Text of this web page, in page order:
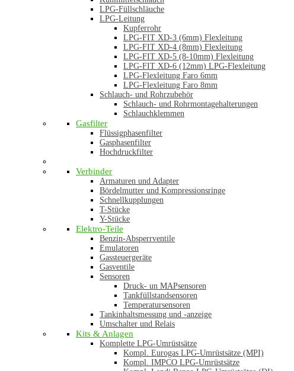
LPG-Füllschläuche
LPG-Leitung
Kupferrohr
LPG-FIT XD-3 (6mm) Flexleitung
LPG-FIT XD-4 (8mm) Flexleitung
LPG-FIT XD-5 (8-10mm) Flexleitung
LPG-FIT XD-6 (12mm) LPG-Flexleitung
LPG-Flexleitung Faro 6mm
LPG-Flexleitung Faro 8mm
Schlauch- und Rohrzubehör
Schlauch- und Rohrmontagehalterungen
Schlauchklemmen
Gasfilter
Flüssigphasenfilter
Gasphasenfilter
Hochdruckfilter
Verbinder
Armaturen und Adapter
Bördelmutter und Kompressionsringe
Schnellkupplungen
T-Stücke
Y-Stücke
Elektro-Teile
Benzin-Absperrventile
Emulatoren
Gassteuergeräte
Gasventile
Sensoren
Druck- un MAPsensoren
Tankfüllstandsensoren
Temperatursensoren
Tankinhaltsmessung und -anzeige
Umschalter und Relais
Kits & Anlagen
Komplette LPG-Umrüstsätze
Kompl. Eurogas LPG-Umrüstsätze (MPI)
Kompl. IMPCO LPG-Umrüstsätze